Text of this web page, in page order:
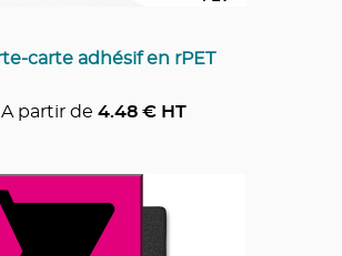
carte adhésif en rPET
A partir de 4.48€ HT